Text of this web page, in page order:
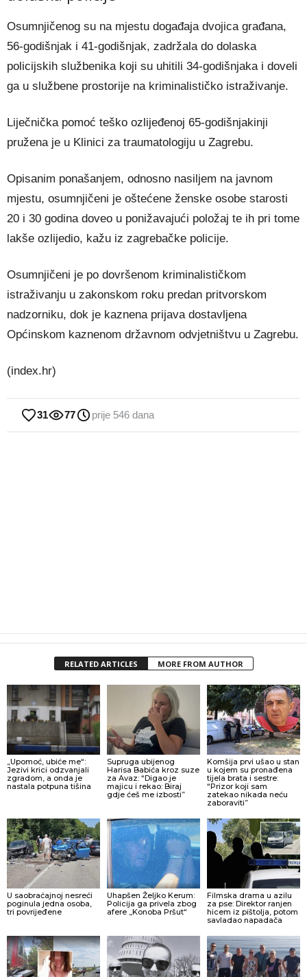
Osumnjičenog su na mjestu događaja dvojica građana,
56-godišnjak i 41-godišnjak, zadržala do dolaska
policijskih službenika koji su uhitili 34-godišnjaka i doveli
ga u službene prostorije na kriminalističko istraživanje.
Liječnička pomoć teško ozlijeđenoj 65-godišnjakinji
pružena je u Klinici za traumatologiju u Zagrebu.
Opisanim ponašanjem, odnosno nasiljem na javnom
mjestu, osumnjičeni je oštećene ženske osobe starosti
20 i 30 godina doveo u ponižavajući položaj te ih pri tome
lakše ozlijedio, kažu iz zagrebačke policije.
Osumnjičeni je po dovršenom kriminalističkom
istraživanju u zakonskom roku predan pritvorskom
nadzorniku, dok je kaznena prijava dostavljena
Općinskom kaznenom državnom odvjetništvu u Zagrebu.
(index.hr)
31 77 prije 546 dana
RELATED ARTICLES MORE FROM AUTHOR
„Upomoć, ubiće me“:
Jezivi krici odzvanjali
zgradom, a onda je
nastala potpuna tišina
Supruga ubijenog
Harisa Babića kroz suze
za Avaz: “Digao je
majicu i rekao: Biraj
gdje ćeš me izbosti”
Komšija prvi ušao u stan
u kojem su pronađena
tijela brata i sestre:
“Prizor koji sam
zatekao nikada neću
zaboraviti”
U saobraćajnoj nesreći
poginula jedna osoba,
tri povrijeđene
Uhapšen Željko Kerum:
Policija ga privela zbog
afere „Konoba Pršut“
Filmska drama u azilu
za pse: Direktor ranjen
hicem iz pištolja, potom
savladao napadača